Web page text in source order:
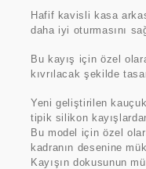
Hafif kavisli kasa
daha iyi oturmasını
Bu kayış için özel
kıvrılacak şekilde
Yeni geliştirilen
tipik silikon
Bu model için özel
kadranın desenine
Kayışın dokusunun